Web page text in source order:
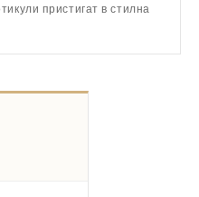
пристигат в стилна